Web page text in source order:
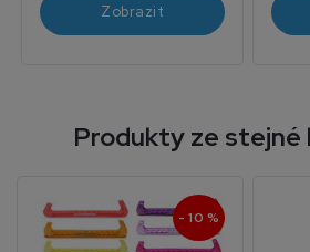
Zobrazit
Produkty ze
- 10 %